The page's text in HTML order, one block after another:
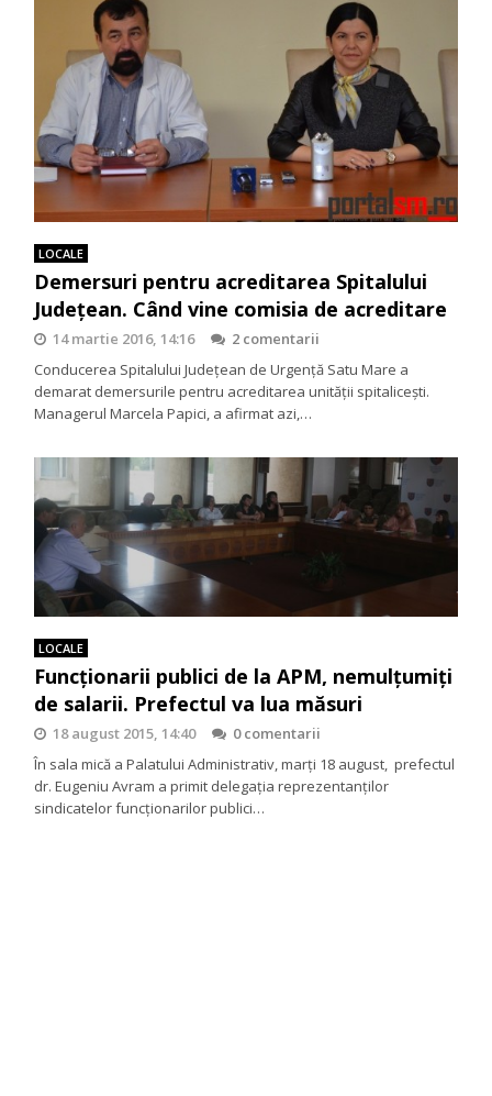
LOCALE
Demersuri pentru acreditarea Spitalului
Județean. Când vine comisia de acreditare
14 martie 2016, 14:16
2 comentarii
Conducerea Spitalului Județean de Urgență Satu Mare a
demarat demersurile pentru acreditarea unității spitalicești.
Managerul Marcela Papici, a afirmat azi,…
LOCALE
Funcționarii publici de la APM, nemulțumiți
de salarii. Prefectul va lua măsuri
18 august 2015, 14:40
0 comentarii
În sala mică a Palatului Administrativ, marţi 18 august, prefectul
dr. Eugeniu Avram a primit delegaţia reprezentanţilor
sindicatelor funcţionarilor publici…